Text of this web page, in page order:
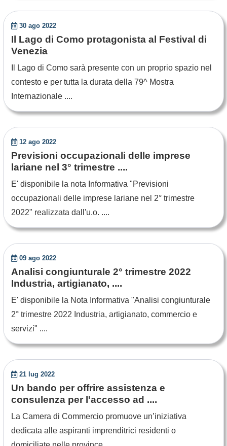
30 ago 2022
Il Lago di Como protagonista al Festival di
Venezia
Il Lago di Como sarà presente con un proprio spazio nel
contesto e per tutta la durata della 79^ Mostra
Internazionale ....
12 ago 2022
Previsioni occupazionali delle imprese
lariane nel 3° trimestre ....
E' disponibile la nota Informativa "Previsioni
occupazionali delle imprese lariane nel 2° trimestre
2022" realizzata dall'u.o. ....
09 ago 2022
Analisi congiunturale 2° trimestre 2022
Industria, artigianato, ....
E' disponibile la Nota Informativa "Analisi congiunturale
2° trimestre 2022 Industria, artigianato, commercio e
servizi" ....
21 lug 2022
Un bando per offrire assistenza e
consulenza per l'accesso ad ....
La Camera di Commercio promuove un’iniziativa
dedicata alle aspiranti imprenditrici residenti o